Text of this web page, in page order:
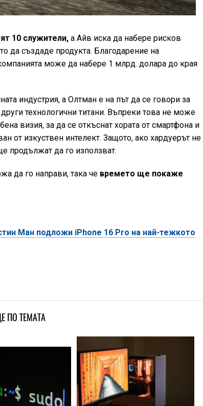
10 служители, а Айв иска да набере рисков
да създаде продукта. Благодарение на
може да набере 1 млрд. долара до края
индустрия, а Олтман е на път да се говори за
технологични титани. Въпреки това не може
визия, за да се откъснат хората от смартфона и
от изкуствен интелект. Защото, ако хардуерът не
продължат да го използват.
да го направи, така че времето ще покаже
Ман подложи iPhone 16 Pro на най-тежкото
ПО ТЕМАТА